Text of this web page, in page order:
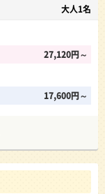
大人1名
27,120円～
17,600円～